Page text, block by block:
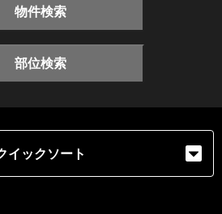
物件検索
部位検索
イックソート